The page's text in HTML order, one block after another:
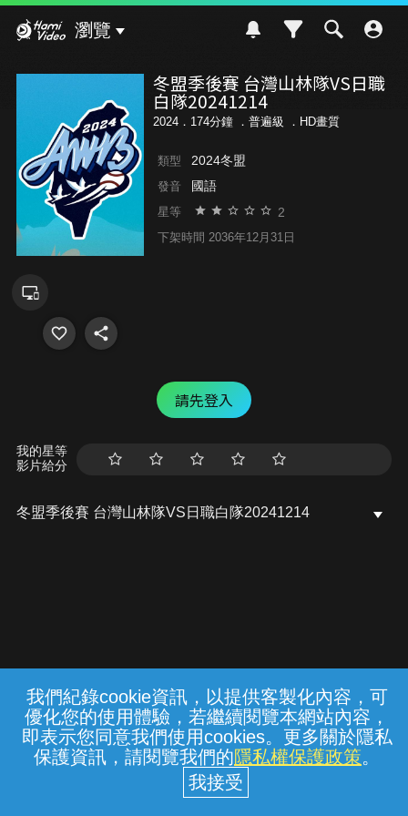
我們紀錄cookie資訊，以提供客製化內容，可
優化您的使用體驗，若繼續閱覽本網站內容，
即表示您同意我們使用cookies。更多關於隱私
保護資訊，請閱覽我們的隱私權保護政策。
瀏覽
冬盟季後賽 台灣山林隊VS日職
白隊20241214
2024．174分鐘 ． 普遍級 ．HD畫質
類型 2024冬盟
發音 國語
星等 2
下架時間 2036年12月31日
請先登入
我的星等
影片給分
冬盟季後賽 台灣山林隊VS日職白隊20241214
常見問題 線上客服 服務條款 隱私權保護
中華電信股份有限公司個人家庭分公司
(統一編號：96979949) © 2026
{{notifyMsg}}